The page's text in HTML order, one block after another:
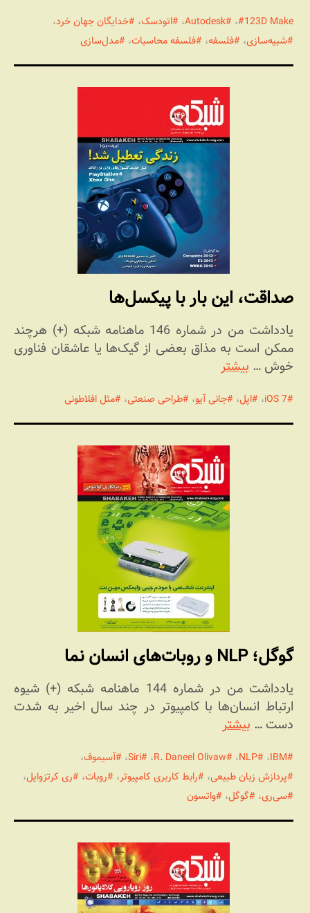
123D Make ، Autodesk، اتودسک، خدایگان جهان خرد،
شبیه‌سازی، فلسفه، فلسفه محاسبات، مدل‌سازی
صداقت، این بار با پیکسل‌ها
یادداشت من در شماره 146 ماهنامه شبکه (+) هرچند
ممکن است به مذاق بعضی از گیک‌ها یا عاشقان فناوری
خوش …بیشتر
iOS 7، اپل، جانی آیو، طراحی صنعتی، مثل افلاطونی
گوگل؛ NLP و روبات‌های انسان نما
یادداشت من در شماره 144 ماهنامه شبکه (+) شیوه
ارتباط انسان‌ها با کامپیوتر در چند سال اخیر به شدت
دست …بیشتر
IBM، NLP، R. Daneel Olivaw، Siri، آسیموف،
پردازش زبان طبیعی، رابط کاربری کامپیوتر، روبات، ری کرتزوایل،
سی‌ری، گوگل، واتسون